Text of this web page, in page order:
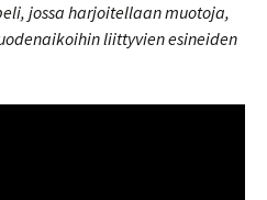
jossa harjoitellaan muotoja,
liittyvien esineiden